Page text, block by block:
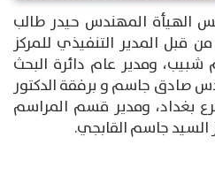
الهيأة المهندس حيدر طالب
قبل المدير التنفيذي للمركز
شبيب، ومدير عام دائرة البحث
صادق جاسم و برفقة الدكتور
بغداد، ومدير قسم المراسم
السيد جاسم القابجي.